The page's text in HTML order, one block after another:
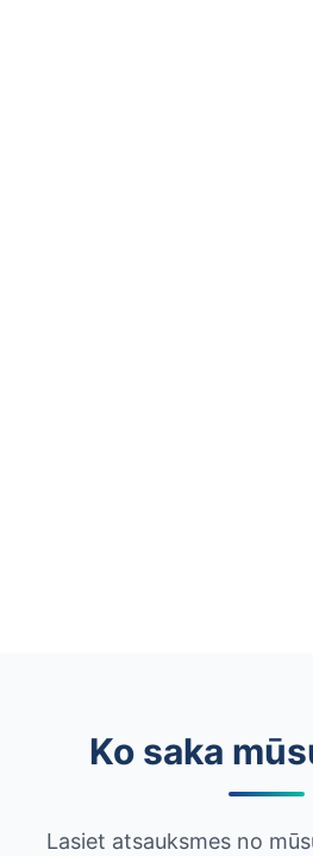
Ko saka
Lasiet atsauksmes no